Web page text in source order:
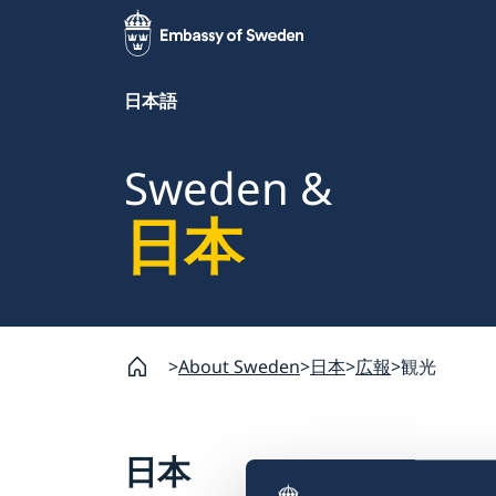
日本語
Sweden &
日本
About Sweden 日本 広報 観光
日本